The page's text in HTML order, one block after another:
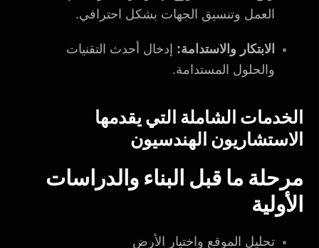
العمل وتنسيق الجهات بشكل احترافي.
الابتكار والاستدامة: إدخال أحدث التقنيات
والحلول المستدامة.
الخدمات الشاملة التي يقدمها
الاستشاريون الهندسيون
مرحلة ما قبل البناء والدراسات
الأولية
تحليل الموقع واختيار الأرض